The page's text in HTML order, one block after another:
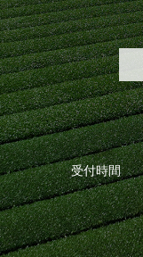
受付時間